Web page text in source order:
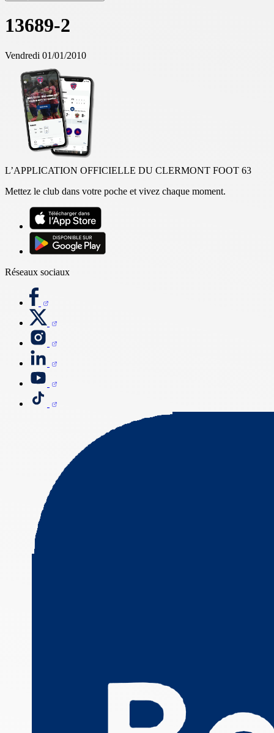
13689-2
Vendredi 01/01/2010
L’APPLICATION OFFICIELLE DU CLERMONT FOOT 63
Mettez le club dans votre poche et vivez chaque moment.
Réseaux sociaux